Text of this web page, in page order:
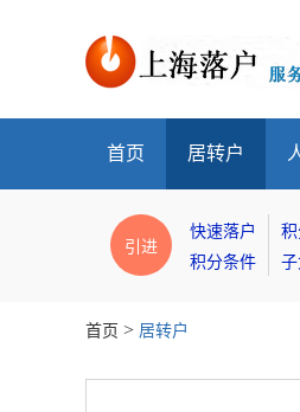
首页 居转户
引进
快速落户
积分条件
首页 > 居转户